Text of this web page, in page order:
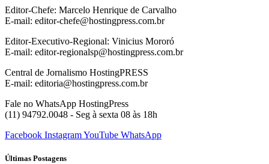
Editor-Chefe: Marcelo Henrique de Carvalho
E-mail: editor-chefe@hostingpress.com.br
Editor-Executivo-Regional: Vinicius Mororó
E-mail: editor-regionalsp@hostingpress.com.br
Central de Jornalismo HostingPRESS
E-mail: editoria@hostingpress.com.br
Fale no WhatsApp HostingPress
(11) 94792.0048 - Seg à sexta 08 às 18h
Facebook InstagramYouTube WhatsApp
Últimas Postagens